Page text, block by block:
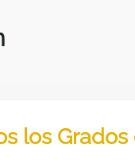
los Grados